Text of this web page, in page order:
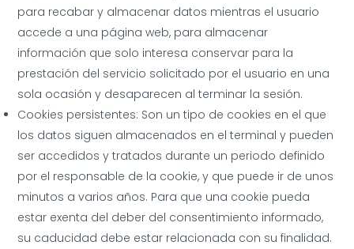
para recabar y almacenar datos mientras el usuario
accede a una página web, para almacenar
información que solo interesa conservar para la
prestación del servicio solicitado por el usuario en una
sola ocasión y desaparecen al terminar la sesión.
Cookies persistentes: Son un tipo de cookies en el que
los datos siguen almacenados en el terminal y pueden
ser accedidos y tratados durante un periodo definido
por el responsable de la cookie, y que puede ir de unos
minutos a varios años. Para que una cookie pueda
estar exenta del deber del consentimiento informado,
su caducidad debe estar relacionada con su finalidad.